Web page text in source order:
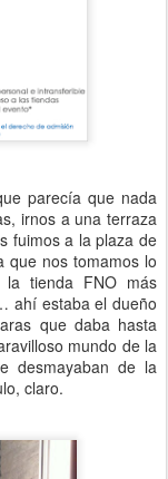
parecía que nada
irnos a una terraza
fuimos a la plaza de
que nos tomamos lo
la tienda FNO más
ahí estaba el dueño
que daba hasta
mundo de la
desmayaban de la
claro.